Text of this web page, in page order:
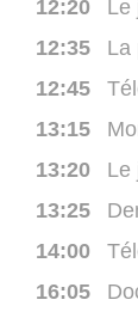
12:20Le
12:35La
12:45
13:15
13:20Le
13:25
14:00
16:05